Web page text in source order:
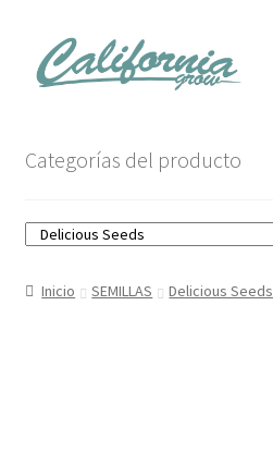
al
contenido
Carrito
Mi cuenta
Categorías del producto
Inicio SEMILLAS Delicious Seeds